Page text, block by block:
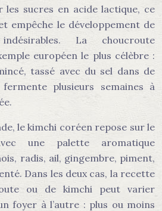
les sucres en acide lactique, ce
empêche le développement de
La choucroute
européen le plus célèbre :
tassé avec du sel dans de
plusieurs semaines à
le kimchi coréen repose sur le
une palette aromatique
radis, ail, gingembre, piment,
Dans les deux cas, la recette
ou de kimchi peut varier
foyer à l’autre : plus ou moins